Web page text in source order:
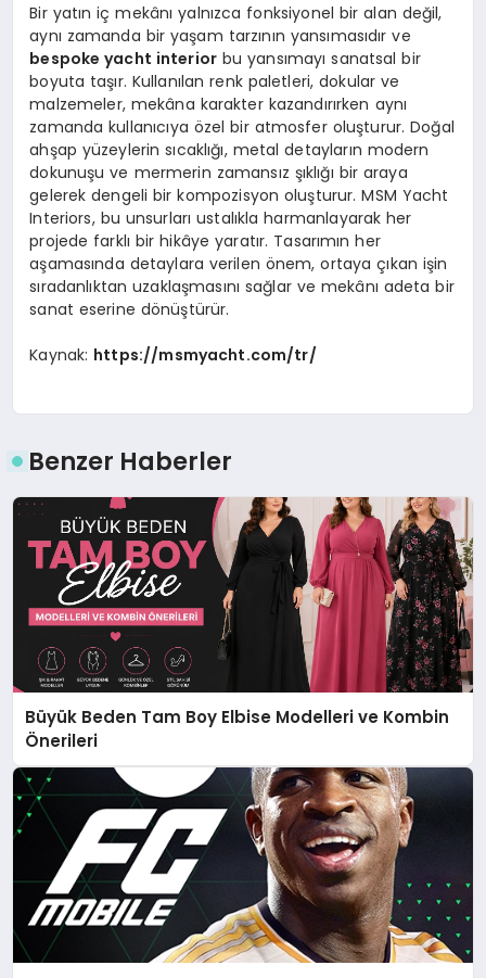
Bir yatın iç mekânı yalnızca fonksiyonel bir alan değil,
aynı zamanda bir yaşam tarzının yansımasıdır ve
bespoke yacht interior bu yansımayı sanatsal bir
boyuta taşır. Kullanılan renk paletleri, dokular ve
malzemeler, mekâna karakter kazandırırken aynı
zamanda kullanıcıya özel bir atmosfer oluşturur. Doğal
ahşap yüzeylerin sıcaklığı, metal detayların modern
dokunuşu ve mermerin zamansız şıklığı bir araya
gelerek dengeli bir kompozisyon oluşturur. MSM Yacht
Interiors, bu unsurları ustalıkla harmanlayarak her
projede farklı bir hikâye yaratır. Tasarımın her
aşamasında detaylara verilen önem, ortaya çıkan işin
sıradanlıktan uzaklaşmasını sağlar ve mekânı adeta bir
sanat eserine dönüştürür.
Kaynak: https://msmyacht.com/tr/
Benzer Haberler
Büyük Beden Tam Boy Elbise Modelleri ve Kombin
Önerileri